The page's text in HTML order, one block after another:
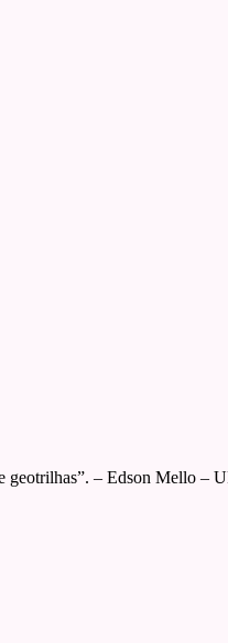
geotrilhas”. – Edson Mello –